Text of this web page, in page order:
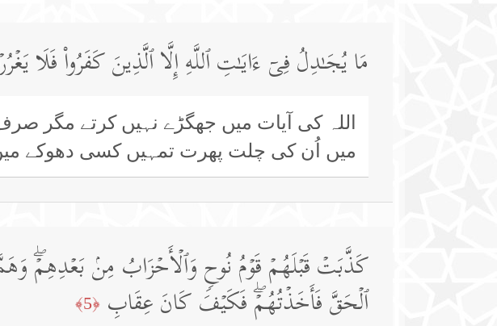
مَا یُجَـٰدِلُ فِیۤ ءَایَـٰتِ ٱللَّهِ إِلَّا ٱلَّذِینَ كَفَرُوا۟ فَلَا
اللہ کی آیات میں جھگڑے نہیں کرتے مگر
میں اُن کی چلت پھرت تمہیں کسی دھوکے
كَذَّبَتۡ قَبۡلَهُمۡ قَوۡمُ نُوحࣲ وَٱلۡأَحۡزَابُ مِنۢ بَعۡدِهِمۡۖ
ٱلۡحَقَّ فَأَخَذۡتُهُمۡۖ فَكَیۡفَ كَانَ عِقَابِ ﴿5﴾